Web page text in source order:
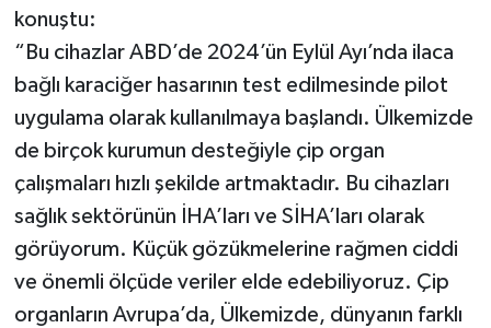
konuştu:
“Bu cihazlar ABD’de 2024’ün Eylül Ayı’nda ilaca
bağlı karaciğer hasarının test edilmesinde pilot
uygulama olarak kullanılmaya başlandı. Ülkemizde
de birçok kurumun desteğiyle çip organ
çalışmaları hızlı şekilde artmaktadır. Bu cihazları
sağlık sektörünün İHA’ları ve SİHA’ları olarak
görüyorum. Küçük gözükmelerine rağmen ciddi
ve önemli ölçüde veriler elde edebiliyoruz. Çip
organların Avrupa’da, Ülkemizde, dünyanın farklı